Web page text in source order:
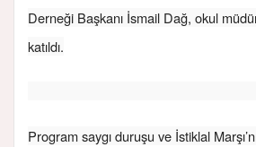
Derneği Başkanı İsmail Dağ, okul
katıldı.
Program saygı duruşu ve İstiklal